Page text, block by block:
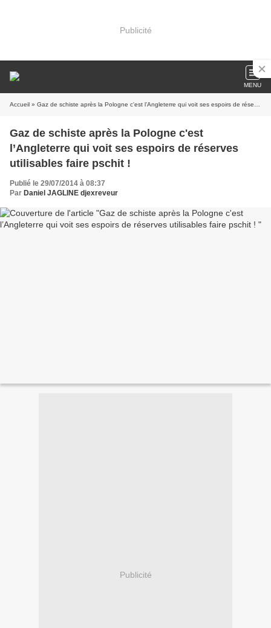
Publicité
MENU
Accueil » Gaz de schiste après la Pologne c'est l’Angleterre qui voit ses espoirs de réserves utilisables faire pschit !
Gaz de schiste après la Pologne c'est
l’Angleterre qui voit ses espoirs de réserves
utilisables faire pschit !
Publié le 29/07/2014 à 08:37
Par Daniel JAGLINE djexreveur
Publicité